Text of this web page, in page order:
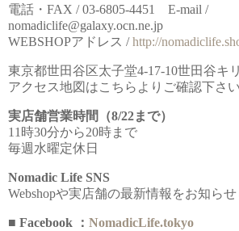
電話・FAX / 03-6805-4451 E-mail /
nomadiclife@galaxy.ocn.ne.jp
WEBSHOPアドレス /http://
東京都世田谷区太子堂4-17-10世田谷キ
アクセス地図はこちらよりご確認下さ
実店舗営業時間（8/22まで）
11時30分から20時まで
毎週水曜定休日
Nomadic Life SNS
Webshopや実店舗の最新情報をお知らせ
■ Facebook ： NomadicLife.tokyo